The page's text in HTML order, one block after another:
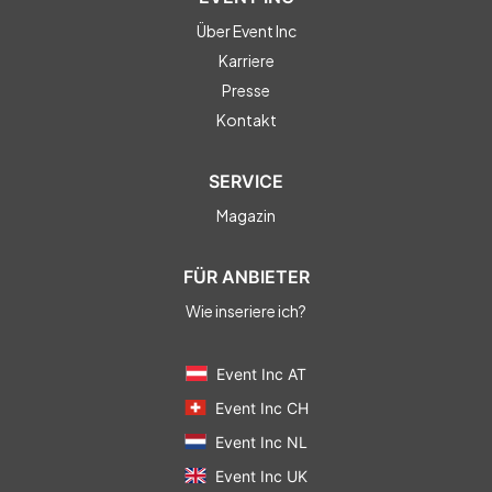
Über Event Inc
Karriere
Presse
Kontakt
SERVICE
Magazin
FÜR ANBIETER
Wie inseriere ich?
Event Inc AT
Event Inc CH
Event Inc NL
Event Inc UK